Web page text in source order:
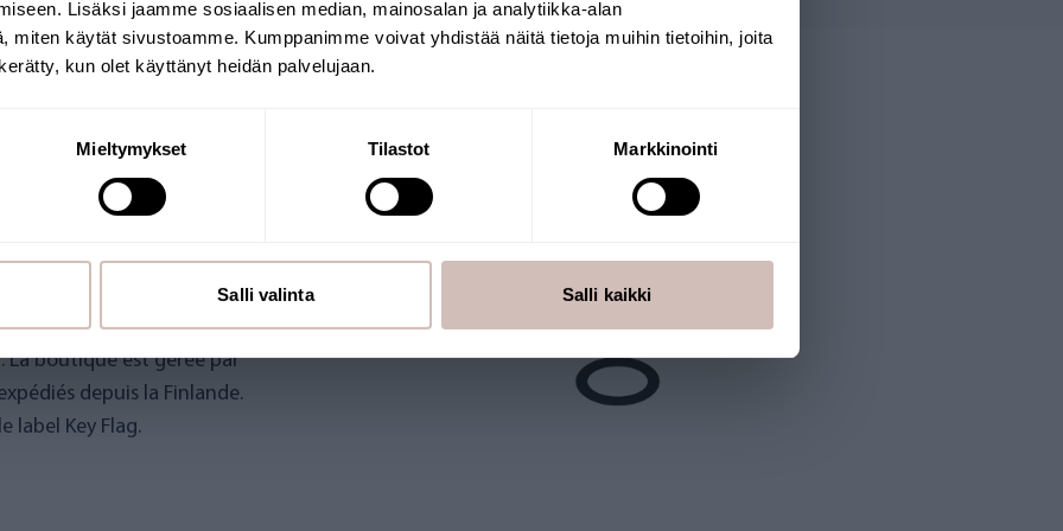
Lisäksi jaamme sosiaalisen median, mainosalan ja analytiikka-alan
miten käytät sivustoamme. Kumppanimme voivat yhdistää näitä tietoja muihin tietoihin, joita
kun olet käyttänyt heidän palvelujaan.
Mieltymykset Tilastot Markkinointi
Salli valinta Salli kaikki
La boutique est gérée par
depuis la Finlande.
label Key Flag.
langue pour continuer
Pays de livraison
Langue